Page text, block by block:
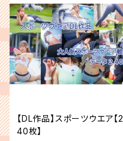
【DL作品】スポーツウエア【2
40枚】